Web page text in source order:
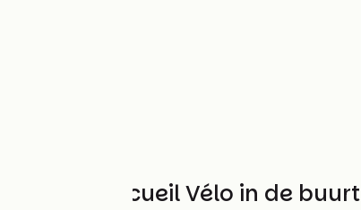
Andere Accueil Vélo in de buurt